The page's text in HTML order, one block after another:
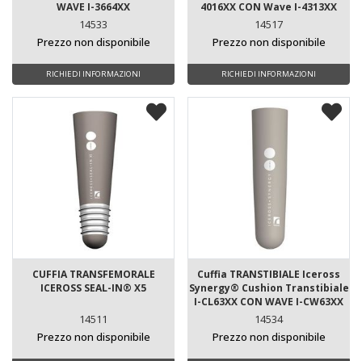
WAVE I-3664XX
14533
Prezzo non disponibile
RICHIEDI INFORMAZIONI
4016XX CON Wave I-4313XX
14517
Prezzo non disponibile
RICHIEDI INFORMAZIONI
CUFFIA TRANSFEMORALE
ICEROSS SEAL-IN® X5
14511
Prezzo non disponibile
Cuffia TRANSTIBIALE Iceross
Synergy® Cushion Transtibiale
I-CL63XX CON WAVE I-CW63XX
14534
Prezzo non disponibile